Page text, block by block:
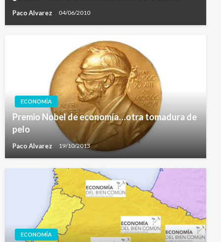
Paco Alvarez 04/06/2010
ECONOMÍA
Premio Nobel de economía…otra tomadura de
pelo
Paco Alvarez 19/10/2013
ECONOMÍA